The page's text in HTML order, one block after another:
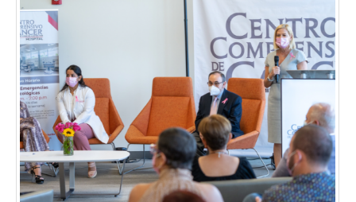
May 28, 2026